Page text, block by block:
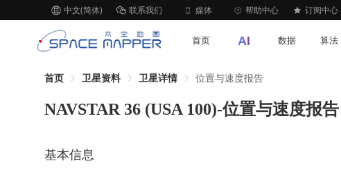
中文(简体) 联系我们 媒体 帮助中心 订阅中心
首页 AI 数据 算法
首页 卫星资料 卫星详情 位置与速度报告
NAVSTAR 36 (USA 100)-位置与速度报告
基本信息